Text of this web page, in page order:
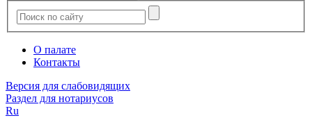
О палате
Контакты
Версия для слабовидящих
Раздел для нотариусов
Ru